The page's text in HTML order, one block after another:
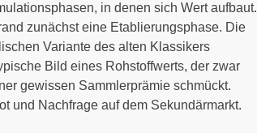
in denen sich Wert aufbaut.
zunächst eine Etablierungsphase. Die
Variante des alten Klassikers
Bild eines Rohstoffwerts, der zwar
gewissen Sammlerprämie schmückt.
und Nachfrage auf dem Sekundärmarkt.